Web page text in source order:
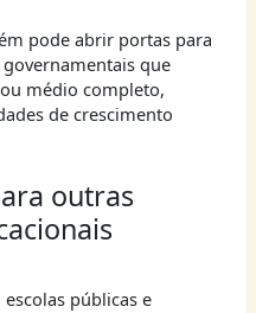
pode abrir portas para
que
médio completo,
de crescimento
outras
públicas e